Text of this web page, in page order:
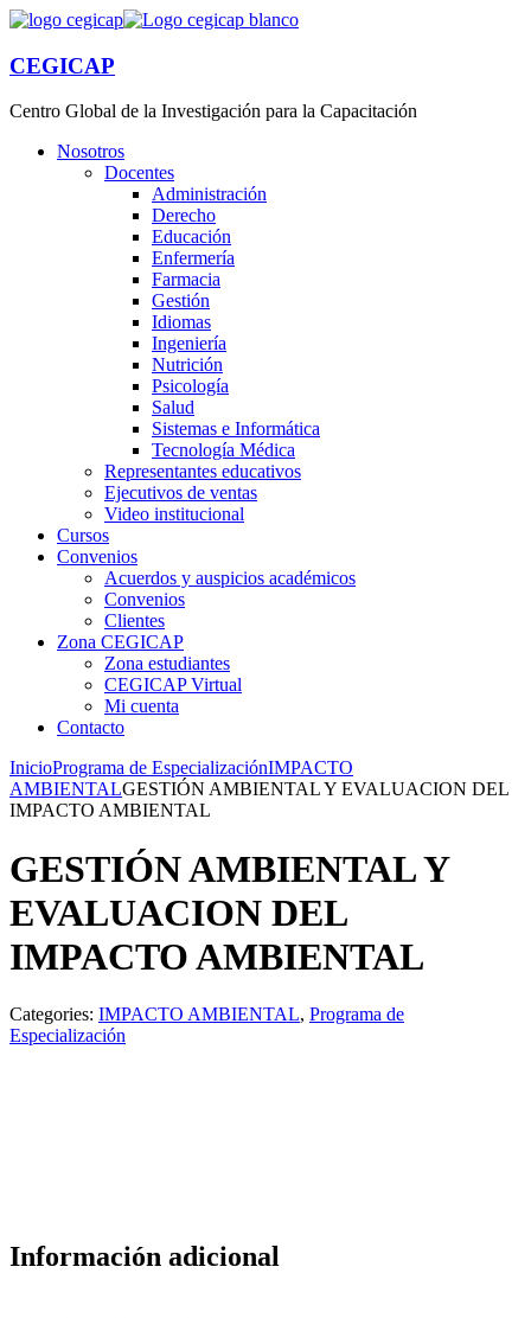
CEGICAP
Centro Global de la Investigación para la Capacitación
Nosotros
Docentes
Administración
Derecho
Educación
Enfermería
Farmacia
Gestión
Idiomas
Ingeniería
Nutrición
Psicología
Salud
Sistemas e Informática
Tecnología Médica
Representantes educativos
Ejecutivos de ventas
Video institucional
Cursos
Convenios
Acuerdos y auspicios académicos
Convenios
Clientes
Zona CEGICAP
Zona estudiantes
CEGICAP Virtual
Mi cuenta
Contacto
InicioPrograma de EspecializaciónIMPACTO
AMBIENTALGESTIÓN AMBIENTAL Y EVALUACION DEL
IMPACTO AMBIENTAL
GESTIÓN AMBIENTAL Y
EVALUACION DEL
IMPACTO AMBIENTAL
Categories: IMPACTO AMBIENTAL, Programa de
Especialización
Información adicional